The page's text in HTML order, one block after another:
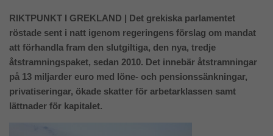
RIKTPUNKT I GREKLAND | Det grekiska parlamentet
röstade sent i natt igenom regeringens förslag om mandat
att förhandla fram den slutgiltiga, den nya, tredje
åtstramningspaket, sedan 2010. Det innebär åtstramningar
på 13 miljarder euro med löne- och pensionssänkningar,
privatiseringar, ökade skatter för arbetarklassen samt
lättnader för kapitalet.